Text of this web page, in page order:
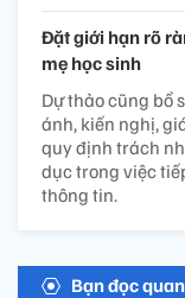
Đặt giới hạn rõ
mẹ học sinh
Dự thảo cũng bổ
ánh, kiến nghị,
quy định trách
dục trong việc
thông tin.
Bạn đọc